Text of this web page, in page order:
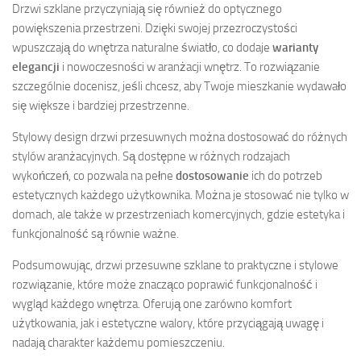
Drzwi szklane przyczyniają się również do optycznego
powiększenia przestrzeni. Dzięki swojej przezroczystości
wpuszczają do wnętrza naturalne światło, co dodaje warianty
elegancji i nowoczesności w aranżacji wnętrz. To rozwiązanie
szczególnie docenisz, jeśli chcesz, aby Twoje mieszkanie wydawało
się większe i bardziej przestrzenne.
Stylowy design drzwi przesuwnych można dostosować do różnych
stylów aranżacyjnych. Są dostępne w różnych rodzajach
wykończeń, co pozwala na pełne dostosowanie ich do potrzeb
estetycznych każdego użytkownika. Można je stosować nie tylko w
domach, ale także w przestrzeniach komercyjnych, gdzie estetyka i
funkcjonalność są równie ważne.
Podsumowując, drzwi przesuwne szklane to praktyczne i stylowe
rozwiązanie, które może znacząco poprawić funkcjonalność i
wygląd każdego wnętrza. Oferują one zarówno komfort
użytkowania, jak i estetyczne walory, które przyciągają uwagę i
nadają charakter każdemu pomieszczeniu.